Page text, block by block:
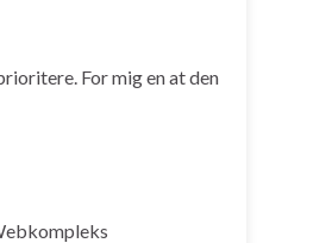
For mig en at den